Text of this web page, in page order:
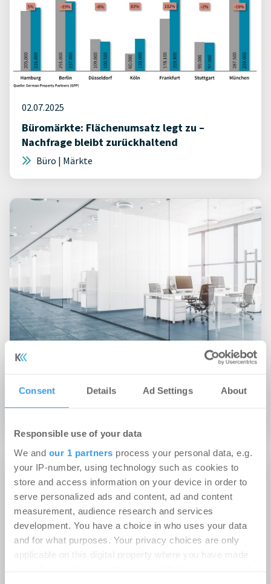
Consent Details Ad Settings About
Responsible use of your data
We and our 1 partners process your personal data, e.g.
your IP-number, using technology such as cookies to
store and access information on your device in order to
serve personalized ads and content, ad and content
measurement, audience research and services
development. You have a choice in who uses your data
and for what purposes. Your privacy choices are only
applicable on this digital property where you have made
02.07.2025
Büromärkte: Flächenumsatz legt zu –
Nachfrage bleibt zurückhaltend
Büro | Märkte
07.01.2025
​Investmentmarkt Stuttgart: Gedämpfte